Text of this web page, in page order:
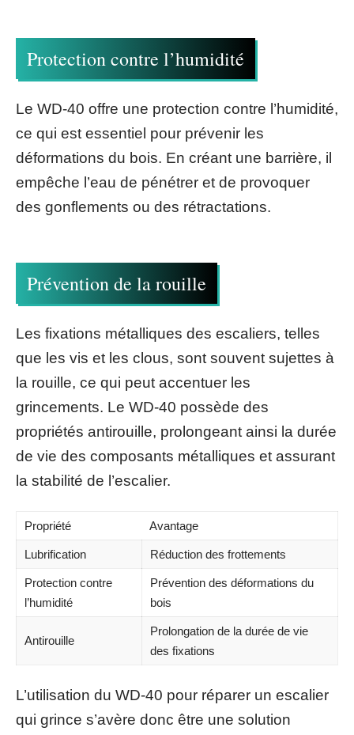
Protection contre l’humidité
Le WD-40 offre une protection contre l’humidité,
ce qui est essentiel pour prévenir les
déformations du bois. En créant une barrière, il
empêche l’eau de pénétrer et de provoquer
des gonflements ou des rétractations.
Prévention de la rouille
Les fixations métalliques des escaliers, telles
que les vis et les clous, sont souvent sujettes à
la rouille, ce qui peut accentuer les
grincements. Le WD-40 possède des
propriétés antirouille, prolongeant ainsi la durée
de vie des composants métalliques et assurant
la stabilité de l’escalier.
Propriété Avantage
Lubrification Réduction des frottements
Protection contre
l’humidité
Prévention des déformations du
bois
Antirouille
Prolongation de la durée de vie
des fixations
L’utilisation du WD-40 pour réparer un escalier
qui grince s’avère donc être une solution